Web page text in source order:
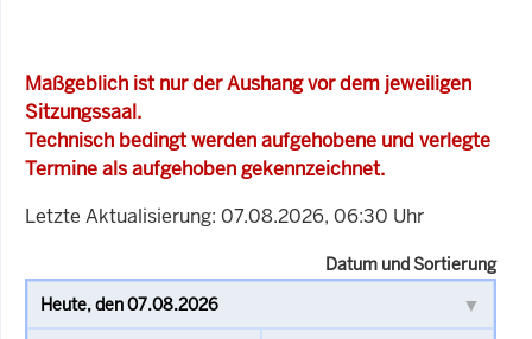
Maßgeblich ist nur der Aushang vor dem jeweiligen
Sitzungssaal.
Technisch bedingt werden aufgehobene und verlegte
Termine als aufgehoben gekennzeichnet.
Letzte Aktualisierung: 07.08.2026, 06:30 Uhr
Datum und Sortierung